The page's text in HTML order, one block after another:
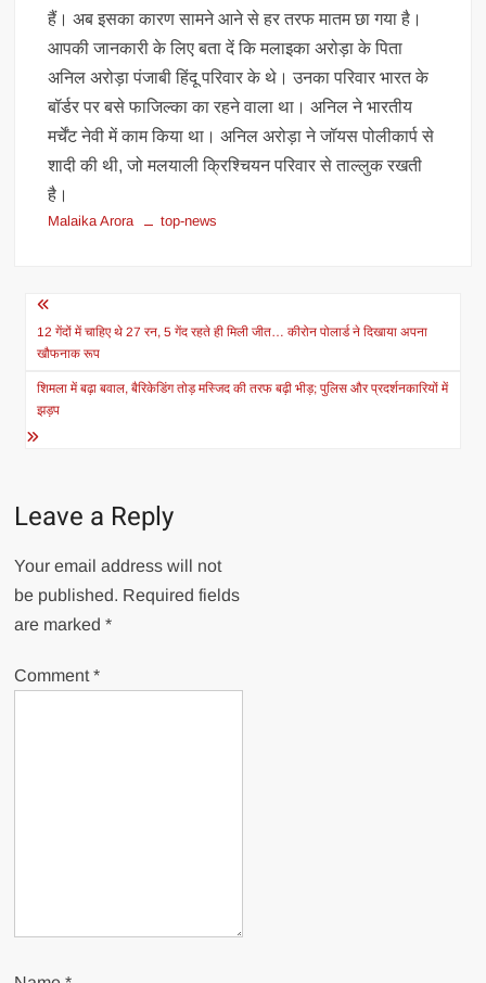
हैं। अब इसका कारण सामने आने से हर तरफ मातम छा गया है।
आपकी जानकारी के लिए बता दें कि मलाइका अरोड़ा के पिता
अनिल अरोड़ा पंजाबी हिंदू परिवार के थे। उनका परिवार भारत के
बॉर्डर पर बसे फाजिल्का का रहने वाला था। अनिल ने भारतीय
मर्चेंट नेवी में काम किया था। अनिल अरोड़ा ने जॉयस पोलीकार्प से
शादी की थी, जो मलयाली क्रिश्चियन परिवार से ताल्लुक रखती
है।
Malaika Arora top-news
Post
navigation
12 गेंदों में चाहिए थे 27 रन, 5 गेंद रहते ही मिली जीत… कीरोन पोलार्ड ने दिखाया अपना
खौफनाक रूप
शिमला में बढ़ा बवाल, बैरिकेडिंग तोड़ मस्जिद की तरफ बढ़ी भीड़; पुलिस और प्रदर्शनकारियों में
झड़प
Leave a Reply
Your email address will not
be published. Required fields
are marked*
Comment*